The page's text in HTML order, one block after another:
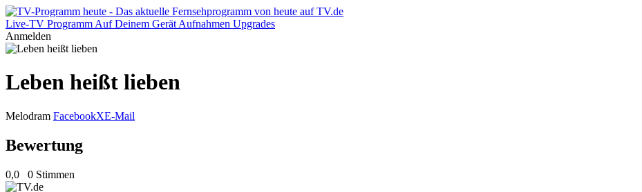
Live-TV Programm Auf Deinem Gerät Aufnahmen Upgrades
Anmelden
Leben heißt lieben
Melodram FacebookXE-Mail
Bewertung
0,0 0 Stimmen